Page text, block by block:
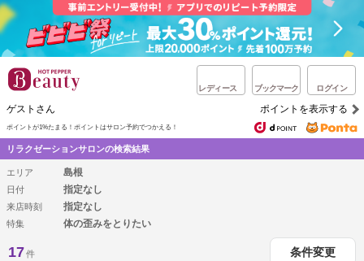
レディース ブックマーク ログイン
ゲストさん ポイントを表示する
ポイントが1%たまる！ ポイントはサロン予約でつかえる！
リラクゼーションサロンの検索結果
エリア 島根
日付 指定なし
来店時刻 指定なし
特集 体の歪みをとりたい
17件 条件変更